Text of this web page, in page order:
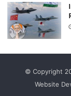
© Copyright
Website